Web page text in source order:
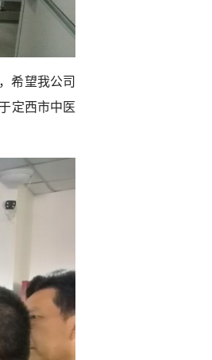
希望我公司
定西市中医